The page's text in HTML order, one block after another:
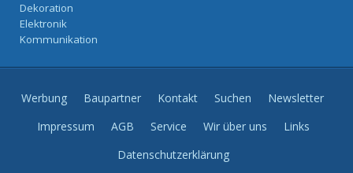
Dekoration
Elektronik
Kommunikation
Werbung Baupartner Kontakt Suchen
Newsletter
Impressum
AGB Service Wir über uns
Links
Datenschutzerklärung